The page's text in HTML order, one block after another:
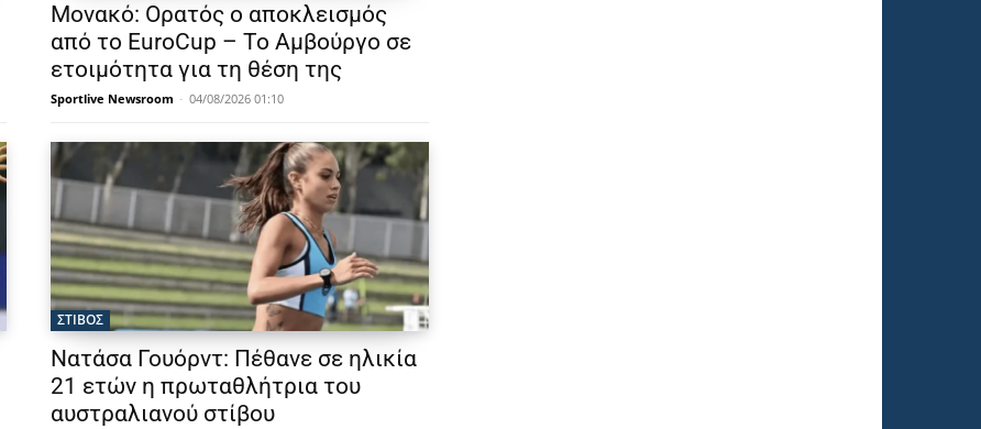
Μονακό: Ορατός ο αποκλεισμός
από το EuroCup – Το Αμβούργο σε
ετοιμότητα για τη θέση της
Sportlive Newsroom - 04/08/2026 01:10
ΣΤΙΒΟΣ
Νατάσα Γουόρντ: Πέθανε σε ηλικία
21 ετών η πρωταθλήτρια του
αυστραλιανού στίβου